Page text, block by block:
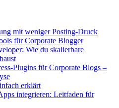
mit weniger Posting-Druck
für Corporate Blogger
Wie du skalierbare
Plugins für Corporate Blogs –
erklärt
integrieren: Leitfaden für